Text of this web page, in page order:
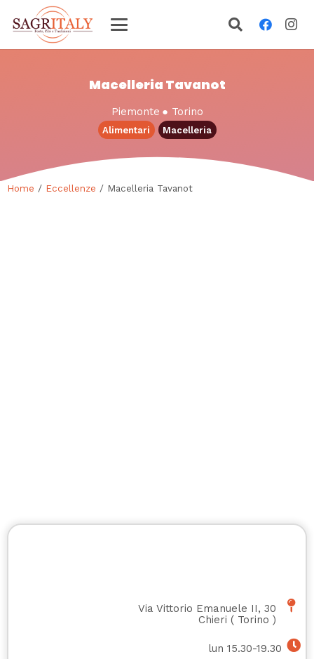
Macelleria Tavanot
Piemonte ● Torino
Alimentari Macelleria
Home / Eccellenze / Macelleria Tavanot
Via Vittorio Emanuele II, 30
Chieri ( Torino )
lun 15.30-19.30